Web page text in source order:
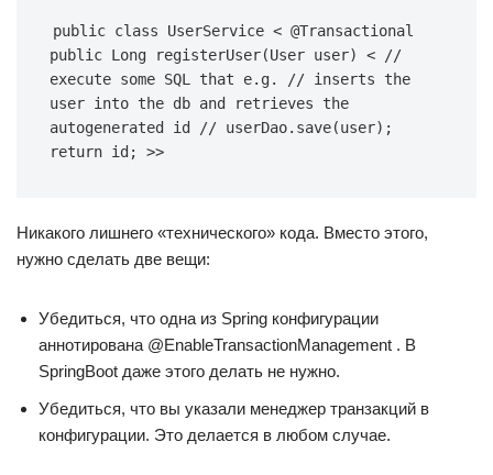
public class UserService < @Transactional
public Long registerUser(User user) < //
execute some SQL that e.g. // inserts the
user into the db and retrieves the
autogenerated id // userDao.save(user);
return id; >>
Никакого лишнего «технического» кода. Вместо этого,
нужно сделать две вещи:
Убедиться, что одна из Spring конфигурации
аннотирована @EnableTransactionManagement . В
SpringBoot даже этого делать не нужно.
Убедиться, что вы указали менеджер транзакций в
конфигурации. Это делается в любом случае.